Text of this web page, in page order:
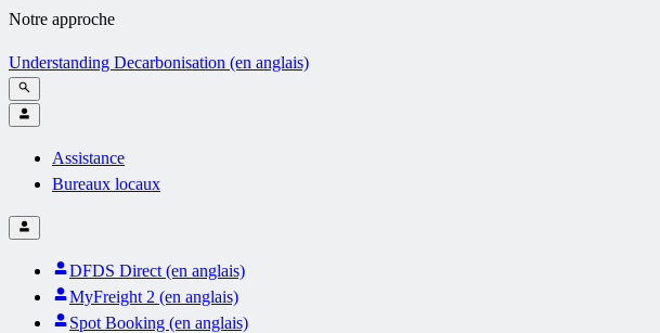
Notre approche
Understanding Decarbonisation (en anglais)
Assistance
Bureaux locaux
DFDS Direct (en anglais)
MyFreight 2 (en anglais)
Spot Booking (en anglais)